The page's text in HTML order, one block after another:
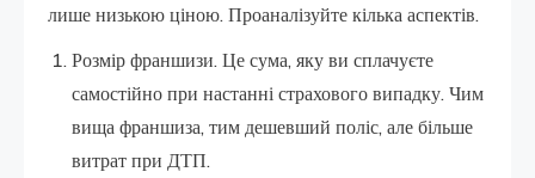
лише низькою ціною. Проаналізуйте кілька аспектів.
Розмір франшизи. Це сума, яку ви сплачуєте
самостійно при настанні страхового випадку. Чим
вища франшиза, тим дешевший поліс, але більше
витрат при ДТП.